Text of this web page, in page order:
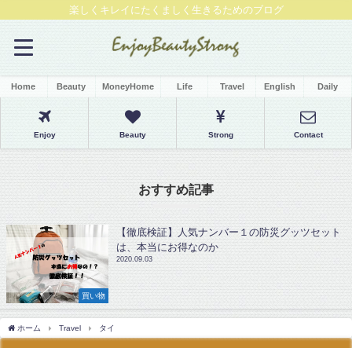
楽しくキレイにたくましく生きるためのブログ
Home Beauty MoneyHome Life Travel English Daily
Enjoy Beauty Strong Contact
おすすめ記事
買い物
【徹底検証】人気ナンバー１の防災グッツセット
は、本当にお得なのか
2020.09.03
ホーム Travel タイ